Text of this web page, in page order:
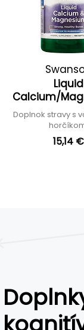
Liquid
Calcium/
Doplnok stravy s
15,14 €